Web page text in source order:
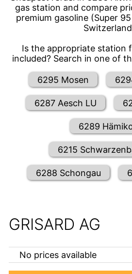
gas station and compare
premium gasoline (Super
Is the appropriate station
included? Search in one of
6295 Mosen
6287 Aesch LU
6289
6215
6288 Schongau
GRISARD AG
No prices available